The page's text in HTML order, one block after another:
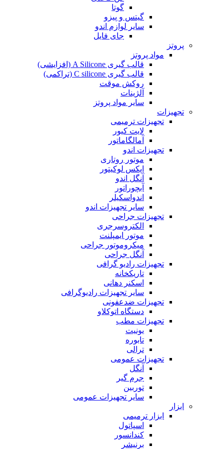
گوتا
گیتس و پیزو
سایر لوازم اندو
جای فایل
پروتز
مواد پروتز
قالب گیری A Silicone (افزایشی)
قالب گیری C silicone (تراکمی)
روکش موقت
آلژینات
سایر مواد پروتز
تجهیزات
تجهیزات ترمیمی
لایت کیور
آمالگاماتور
تجهیزات اندو
موتور روتاری
اپکس لوکیتور
آنگل اندو
آبچوراتور
اندواسکیلر
سایر تجهیزات اندو
تجهیزات جراحی
الکتروسرجری
موتور ایمپلنت
میکروموتور جراحی
آنگل جراحی
تجهیزات رادیو گرافی
تاریکخانه
اسکنر دهانی
سایر تجهیزات رادیوگرافی
تجهیزات ضدعفونی
دستگاه اتوکلاو
تجهیزات مطب
یونیت
تابوره
ترالی
تجهیزات عمومی
آنگل
جرم گیر
توربین
سایر تجهیزات عمومی
ابزار
ابزار ترمیمی
اسپاتول
کندانسور
برنیشر